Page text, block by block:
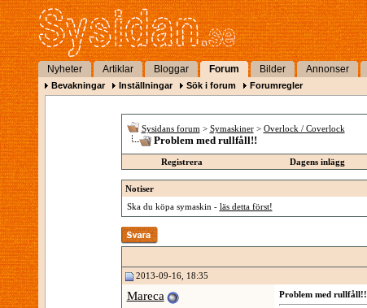
Nyheter Artiklar Bloggar Forum Bilder Annonser
Bevakningar Inställningar Sök i forum Forumregler
Sysidans forum > Symaskiner > Overlock / Coverlock
Problem med rullfåll!!
Registrera
Dagens inlägg
Notiser
Ska du köpa symaskin - läs detta först!
2013-09-16, 18:35
Mareca Problem med rullfåll!!